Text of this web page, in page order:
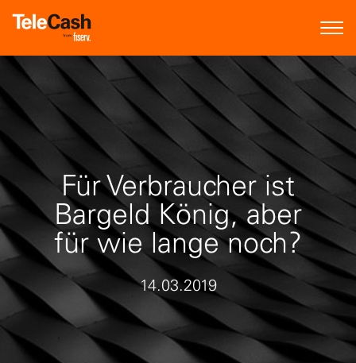
Für Verbraucher ist
Bargeld König, aber
für wie lange noch?
14.03.2019